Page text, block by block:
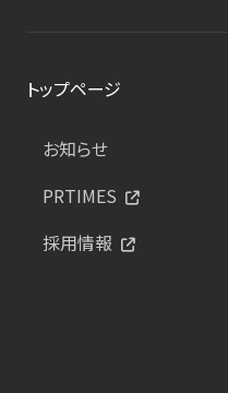
トップページ
お知らせ
PRTIMES
採用情報